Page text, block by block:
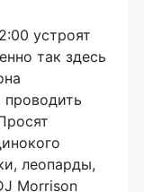
устроят
так здесь
леопарды,
Morrison